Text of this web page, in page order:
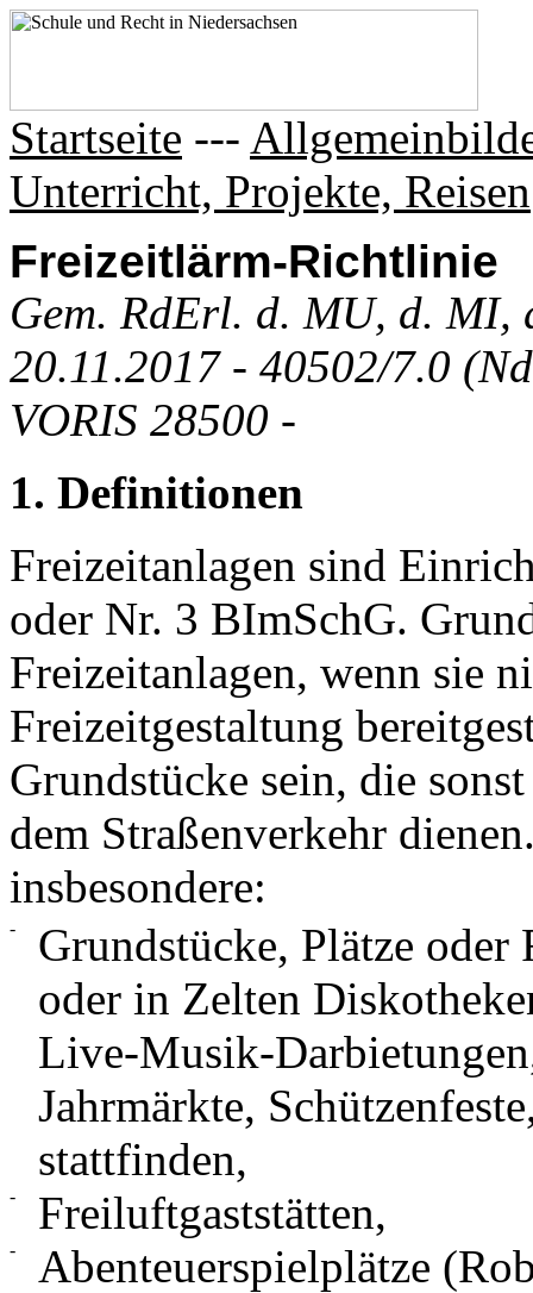
Startseite ---
Unterricht, Projekte, Reisen
Freizeitlärm-Richtlinie
Gem. RdErl. d. MU, d. MI,
20.11.2017 - 40502/7.0
VORIS 28500 -
1. Definitionen
Freizeitanlagen sind
oder Nr. 3 BImSchG.
Freizeitanlagen, wenn sie
Freizeitgestaltung
Grundstücke sein, die
dem Straßenverkehr
insbesondere:
-
Grundstücke, Plätze oder
oder in Zelten
Live-Musik-
Jahrmärkte,
stattfinden,
- Freiluftgaststätten,
-
Abenteuerspielplätze